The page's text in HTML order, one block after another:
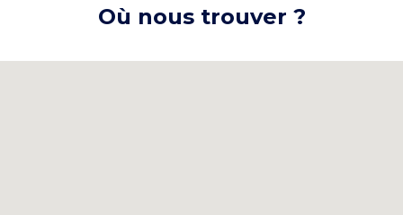
Où nous trouver ?